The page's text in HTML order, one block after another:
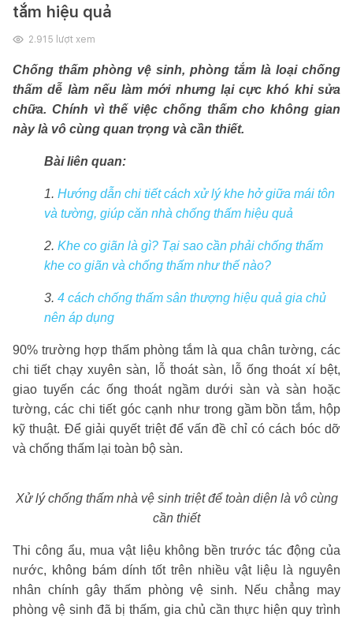
tắm hiệu quả
2.915 lượt xem
Chống thấm phòng vệ sinh, phòng tắm là loại chống
thấm dễ làm nếu làm mới nhưng lại cực khó khi sửa
chữa. Chính vì thế việc chống thấm cho không gian
này là vô cùng quan trọng và cần thiết.
Bài liên quan:
1. Hướng dẫn chi tiết cách xử lý khe hở giữa mái tôn
và tường, giúp căn nhà chống thấm hiệu quả
2. Khe co giãn là gì? Tại sao cần phải chống thấm
khe co giãn và chống thấm như thế nào?
3. 4 cách chống thấm sân thượng hiệu quả gia chủ
nên áp dụng
90% trường hợp thấm phòng tắm là qua chân tường, các
chi tiết chạy xuyên sàn, lỗ thoát sàn, lỗ ống thoát xí bệt,
giao tuyến các ống thoát ngầm dưới sàn và sàn hoặc
tường, các chi tiết góc cạnh như trong gầm bồn tắm, hộp
kỹ thuật. Để giải quyết triệt để vấn đề chỉ có cách bóc dỡ
và chống thấm lại toàn bộ sàn.
Xử lý chống thấm nhà vệ sinh triệt để toàn diện là vô cùng
cần thiết
Thi công ẩu, mua vật liệu không bền trước tác động của
nước, không bám dính tốt trên nhiều vật liệu là nguyên
nhân chính gây thấm phòng vệ sinh. Nếu chẳng may
phòng vệ sinh đã bị thấm, gia chủ cần thực hiện quy trình